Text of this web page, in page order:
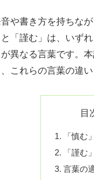
や書き方を持ちな
「謹む」は、いず
異なる言葉です。
これらの言葉の違い
目
「慎む
「謹む
言葉の